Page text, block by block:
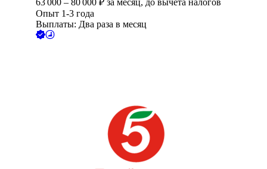
63 000 – 80 000 ₽ за месяц, до вычета налогов
Опыт 1-3 года
Выплаты: Два раза в месяц